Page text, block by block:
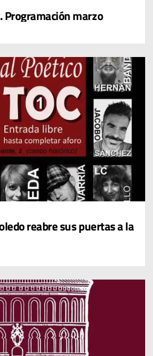
Programación marzo
reabre sus puertas a la